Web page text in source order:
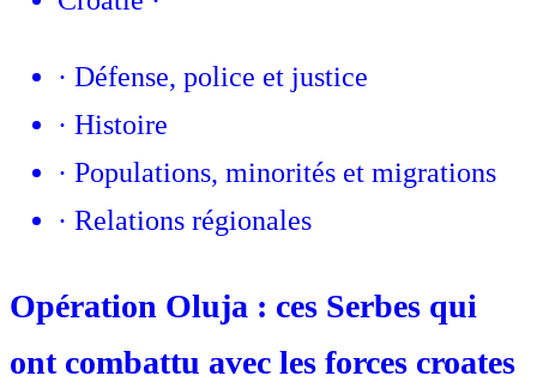
· Défense, police et justice
· Histoire
· Populations, minorités et migrations
· Relations régionales
Opération Oluja : ces Serbes qui
ont combattu avec les forces croates